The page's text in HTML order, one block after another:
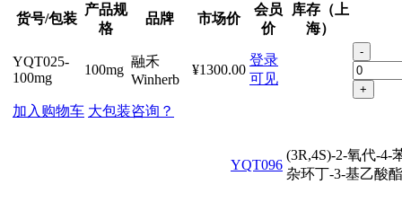
货号/包装
产品规
格
品牌 市场价
会员
价
库存（上
海）
YQT025-
100mg
100mg
融禾
Winherb
¥1300.00
登录
可见
-
+
加入购物车 大包装咨询？
YQT096
(3R,4S)-2-氧代-4-
杂环丁-3-基乙酸酯